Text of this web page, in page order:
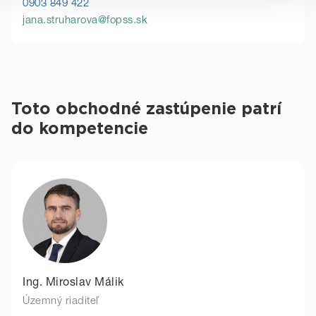
Detailné informácie o cookies nájdete tu.
jana.struharova@fopss.sk
Toto obchodné zastúpenie patrí
do kompetencie
Ing. Miroslav Málik
Územný riaditeľ